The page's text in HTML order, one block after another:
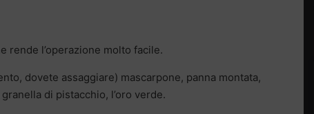
rende l’operazione molto facile.
dovete assaggiare) mascarpone, panna montata,
di pistacchio, l’oro verde.